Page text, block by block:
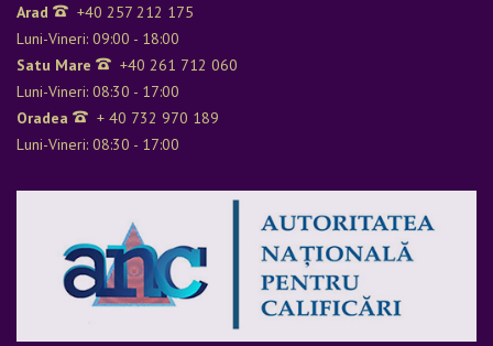
Arad
+40 257 212 175
Luni-Vineri: 09:00 - 18:00
Satu Mare
+40 261 712 060
Luni-Vineri: 08:30 - 17:00
Oradea
+ 40 732 970 189
Luni-Vineri: 08:30 - 17:00